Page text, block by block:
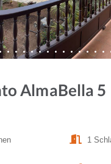
AlmaBella 5
1